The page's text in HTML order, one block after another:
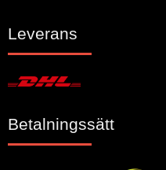
Leverans
Betalningssätt